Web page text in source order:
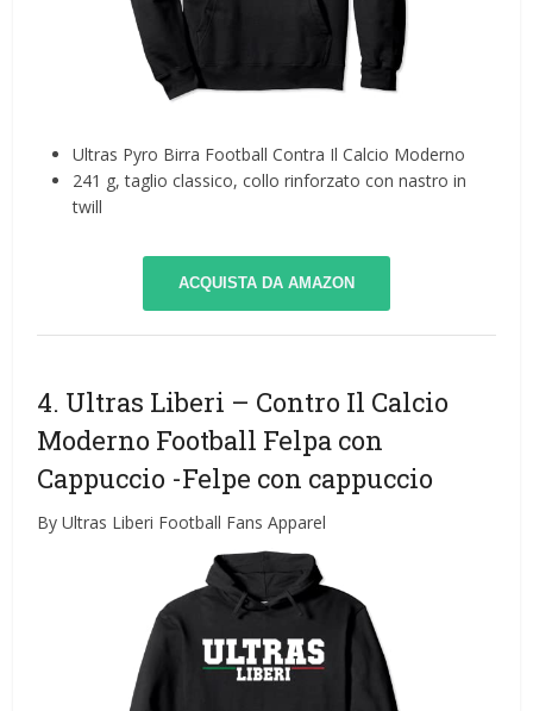
Ultras Pyro Birra Football Contra Il Calcio Moderno
241 g, taglio classico, collo rinforzato con nastro in
twill
ACQUISTA DA AMAZON
4. Ultras Liberi – Contro Il Calcio
Moderno Football Felpa con
Cappuccio -Felpe con cappuccio
By Ultras Liberi Football Fans Apparel